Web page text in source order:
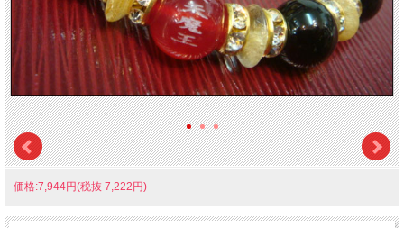
価格:7,944円(税抜 7,222円)